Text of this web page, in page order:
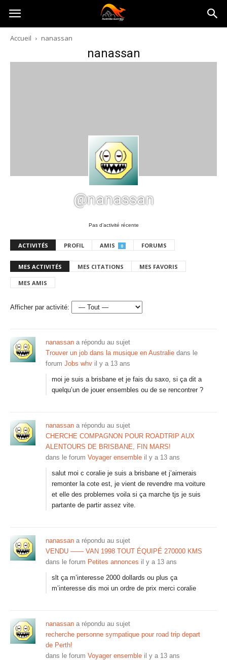
Australia-
australie.com
Accueil nanassan
nanassan
@nanassan
Pas d’activité récente
ACTIVITÉS PROFIL AMIS 0 FORUMS
MES ACTIVITÉS MES CITATIONS MES FAVORIS
MES AMIS
Afficher par activité:
nanassan a répondu au sujet
Trouver un job dans la musique en Australie dans le
forum Jobs whv il y a 13 ans
moi je suis a brisbane et je fais du saxo, si ça dit a
quelqu’un de jouer ensembles ou de se rencontrer ?
nanassan a répondu au sujet
CHERCHE COMPAGNON POUR ROADTRIP AUX
ALENTOURS DE BRISBANE, FIN MARS!
dans le forum Voyager ensemble il y a 13 ans
salut moi c coralie je suis a brisbane et j’aimerais
remonter la cote est, je vient de revendre ma voiture
et elle des problemes voila si ça marche tjs je suis
partante de partir assez vite.
nanassan a répondu au sujet
VENDU —— VAN 1998 TOUT ÉQUIPÉ 270000 KMS
dans le forum Petites annonces il y a 13 ans
slt ça m’interesse 2000 dollards ou plus ça
m’interesse dis moi un ordre de prix merci coralie
nanassan a répondu au sujet
recherche personne sympatique pour road trip depart
de Perth!
dans le forum Voyager ensemble il y a 13 ans